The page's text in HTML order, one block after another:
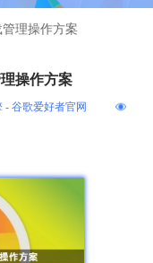
理操作方案
操作方案
- 谷歌爱好者官网